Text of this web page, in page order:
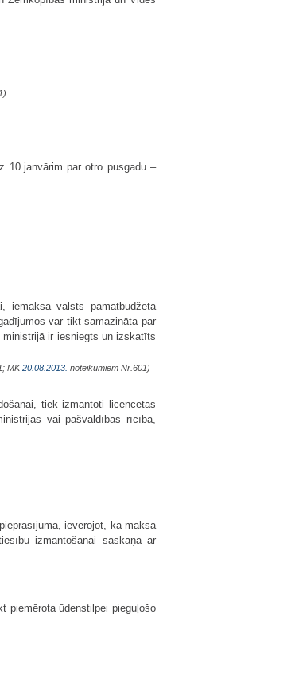
10.janvārim par otro pusgadu –
iemaksa valsts pamat­budžeta
var tikt samazināta par
ir iesniegts un izskatīts
MK20.08.2013. noteikumiem Nr.601)
tiek izmantoti licencētās
vai pašvaldības rīcībā,
ievērojot, ka maksa
izmantošanai saskaņā ar
piemērota ūdenstilpei pieguļošo